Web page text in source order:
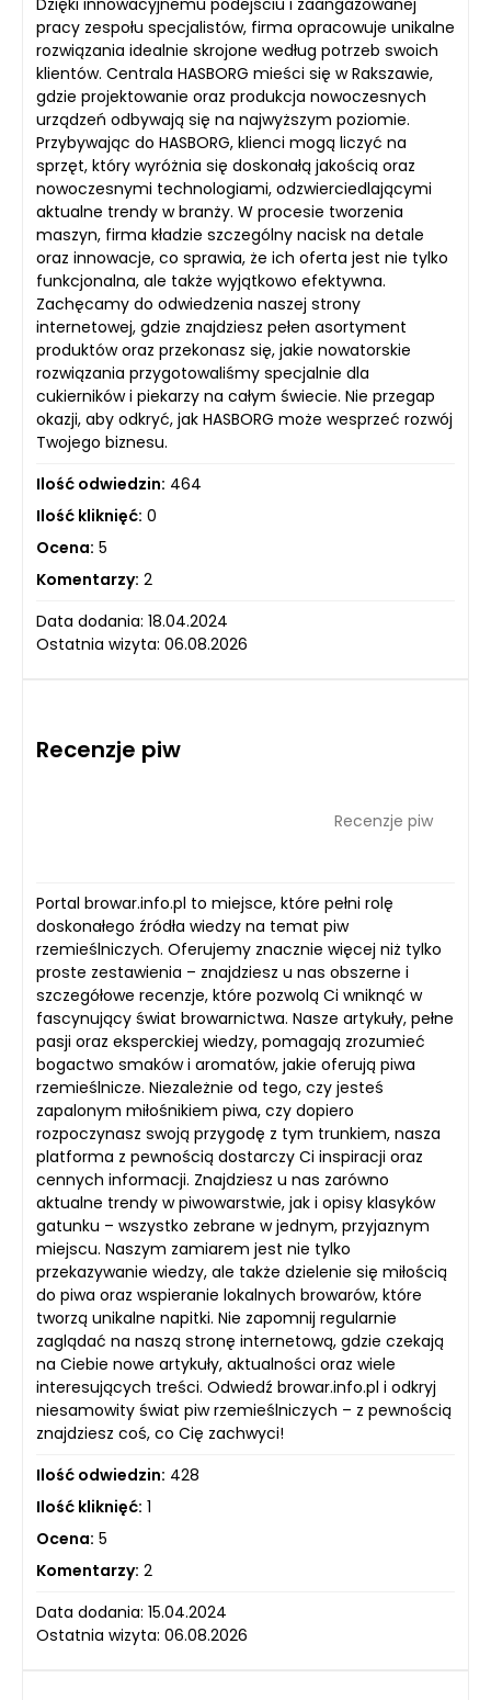
pracy zespołu specjalistów, firma opracowuje unikalne
rozwiązania idealnie skrojone według potrzeb swoich
klientów. Centrala HASBORG mieści się w Rakszawie,
gdzie projektowanie oraz produkcja nowoczesnych
urządzeń odbywają się na najwyższym poziomie.
Przybywając do HASBORG, klienci mogą liczyć na
sprzęt, który wyróżnia się doskonałą jakością oraz
nowoczesnymi technologiami, odzwierciedlającymi
aktualne trendy w branży. W procesie tworzenia
maszyn, firma kładzie szczególny nacisk na detale
oraz innowacje, co sprawia, że ich oferta jest nie tylko
funkcjonalna, ale także wyjątkowo efektywna.
Zachęcamy do odwiedzenia naszej strony
internetowej, gdzie znajdziesz pełen asortyment
produktów oraz przekonasz się, jakie nowatorskie
rozwiązania przygotowaliśmy specjalnie dla
cukierników i piekarzy na całym świecie. Nie przegap
okazji, aby odkryć, jak HASBORG może wesprzeć rozwój
Twojego biznesu.
Ilość odwiedzin: 464
Ilość kliknięć: 0
Ocena: 5
Komentarzy: 2
Data dodania: 18.04.2024
Ostatnia wizyta: 06.08.2026
Recenzje piw
Recenzje piw
Portal browar.info.pl to miejsce, które pełni rolę
doskonałego źródła wiedzy na temat piw
rzemieślniczych. Oferujemy znacznie więcej niż tylko
proste zestawienia – znajdziesz u nas obszerne i
szczegółowe recenzje, które pozwolą Ci wniknąć w
fascynujący świat browarnictwa. Nasze artykuły, pełne
pasji oraz eksperckiej wiedzy, pomagają zrozumieć
bogactwo smaków i aromatów, jakie oferują piwa
rzemieślnicze. Niezależnie od tego, czy jesteś
zapalonym miłośnikiem piwa, czy dopiero
rozpoczynasz swoją przygodę z tym trunkiem, nasza
platforma z pewnością dostarczy Ci inspiracji oraz
cennych informacji. Znajdziesz u nas zarówno
aktualne trendy w piwowarstwie, jak i opisy klasyków
gatunku – wszystko zebrane w jednym, przyjaznym
miejscu. Naszym zamiarem jest nie tylko
przekazywanie wiedzy, ale także dzielenie się miłością
do piwa oraz wspieranie lokalnych browarów, które
tworzą unikalne napitki. Nie zapomnij regularnie
zaglądać na naszą stronę internetową, gdzie czekają
na Ciebie nowe artykuły, aktualności oraz wiele
interesujących treści. Odwiedź browar.info.pl i odkryj
niesamowity świat piw rzemieślniczych – z pewnością
znajdziesz coś, co Cię zachwyci!
Ilość odwiedzin: 428
Ilość kliknięć: 1
Ocena: 5
Komentarzy: 2
Data dodania: 15.04.2024
Ostatnia wizyta: 06.08.2026